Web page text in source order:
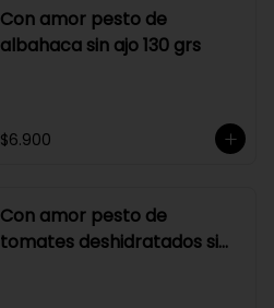
Con amor pesto de
albahaca sin ajo 130 grs
$6.900
Con amor pesto de
tomates deshidratados sin